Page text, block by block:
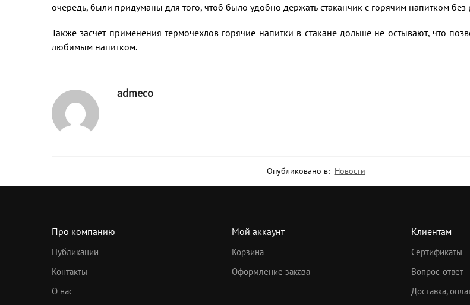
очередь, были придуманы для того, чтоб было удобно держать стаканчик с горячим напитком без
Также засчет применения термочехлов горячие напитки в стакане дольше не остывают, что
любимым напитком.
admeco
Опубликовано в: Новости
Про компанию
Публикации
Контакты
О нас
Мой аккаунт
Корзина
Оформление заказа
Клиентам
Сертификаты
Вопрос-ответ
Доставка,